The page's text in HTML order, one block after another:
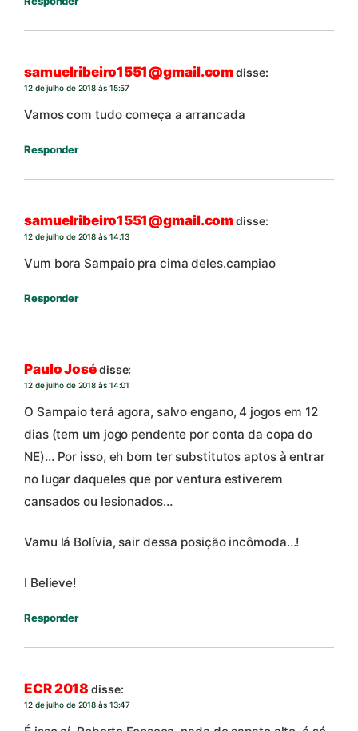
samuelribeiro1551@gmail.comdisse:
12 de julho de 2018 às 15:57
Vamos com tudo começa a arrancada
Responder
samuelribeiro1551@gmail.comdisse:
12 de julho de 2018 às 14:13
Vum bora Sampaio pra cima deles.campiao
Responder
Paulo Josédisse:
12 de julho de 2018 às 14:01
O Sampaio terá agora, salvo engano, 4 jogos em 12
dias (tem um jogo pendente por conta da copa do
NE)… Por isso, eh bom ter substitutos aptos à entrar
no lugar daqueles que por ventura estiverem
cansados ou lesionados…
Vamu lá Bolívia, sair dessa posição incômoda…!
I Believe!
Responder
ECR 2018 disse:
12 de julho de 2018 às 13:47